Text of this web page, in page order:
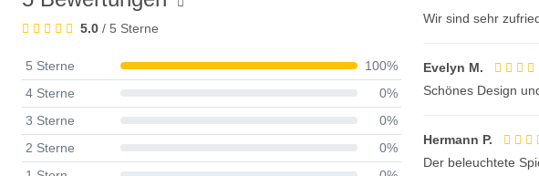
5.0 / 5 Sterne
5 Sterne
100%
4 Sterne
0%
3 Sterne
0%
2 Sterne
0%
Wir sind sehr
Evelyn M.
Schönes Design
Hermann P.
Der beleuchtete